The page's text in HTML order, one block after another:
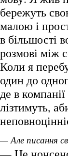
бережуть
малою і
в більшості
розмові між
Коли я
один до
де в
лізтимуть,
— Але писання